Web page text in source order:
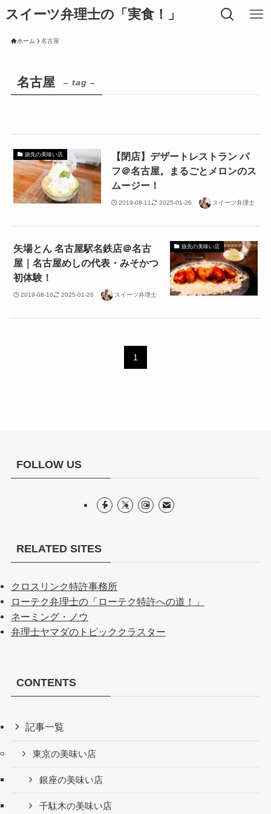
スイーツ弁理士の「実食！」
ホーム 名古屋
名古屋 – tag –
旅先の美味い店
【閉店】デザートレストラン パ
フ＠名古屋。まるごとメロンのス
ムージー！
2019-08-11 2025-01-26 スイーツ弁理士
旅先の美味い店
矢場とん 名古屋駅名鉄店＠名古
屋｜名古屋めしの代表・みそかつ
初体験！
2019-08-10 2025-01-26 スイーツ弁理士
1
FOLLOW US
RELATED SITES
クロスリンク特許事務所
ローテク弁理士の「ローテク特許への道！」
ネーミング・ノウ
弁理士ヤマダのトピッククラスター
CONTENTS
記事一覧
東京の美味い店
銀座の美味い店
千駄木の美味い店